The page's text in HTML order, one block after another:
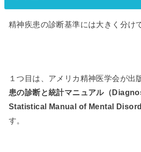
精神疾患の診断基準には大きく分け
１つ目は、アメリカ精神医学会が出
患の診断と統計マニュアル（
Statistical Manual of Mental
す。